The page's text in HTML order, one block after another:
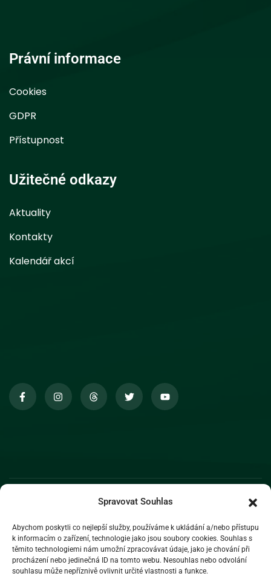
Spravovat Souhlas
Abychom poskytli co nejlepší služby, používáme k ukládání a/nebo přístupu
k informacím o zařízení, technologie jako jsou soubory cookies. Souhlas s
těmito technologiemi nám umožní zpracovávat údaje, jako je chování při
procházení nebo jedinečná ID na tomto webu. Nesouhlas nebo odvolání
souhlasu může nepříznivě ovlivnit určité vlastnosti a funkce.
Právní informace
Cookies
GDPR
Přístupnost
Užitečné odkazy
Aktuality
Kontakty
Kalendář akcí